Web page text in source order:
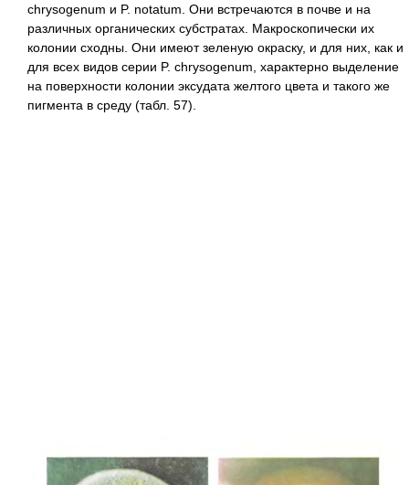
chrysogenum и P. notatum. Они встречаются в почве и на
различных органических субстратах. Макроскопически их
колонии сходны. Они имеют зеленую окраску, и для них, как и
для всех видов серии P. chrysogenum, характерно выделение
на поверхности колонии эксудата желтого цвета и такого же
пигмента в среду (табл. 57).